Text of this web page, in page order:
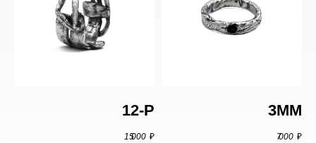
12-P
15 000 ₽
3ММ
7 000 ₽